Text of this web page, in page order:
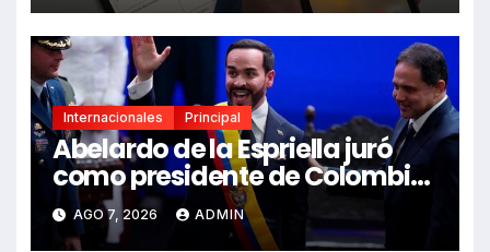
Internacionales Principal
Abelardo de la Espriella juró
como presidente de Colombia
en Cali
AGO 7, 2026 ADMIN